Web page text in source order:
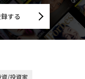
する
資/投資家